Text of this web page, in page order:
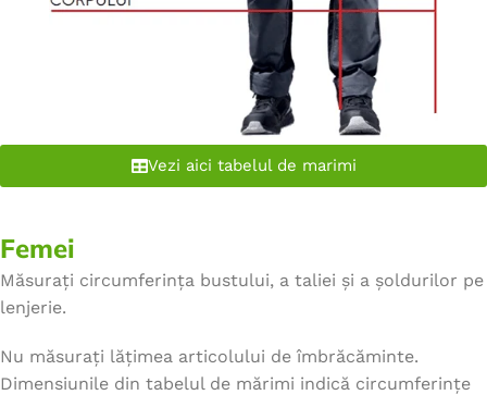
Vezi aici tabelul de marimi
Femei
Măsurați circumferința bustului, a taliei și a șoldurilor pe
lenjerie.
Nu măsurați lățimea articolului de îmbrăcăminte.
Dimensiunile din tabelul de mărimi indică circumferințe